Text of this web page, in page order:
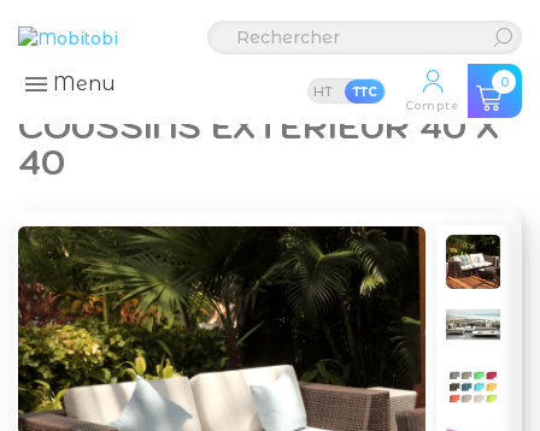
Menu HT TTC
Compte
0
COUSSINS EXTÉRIEUR 40 X
40